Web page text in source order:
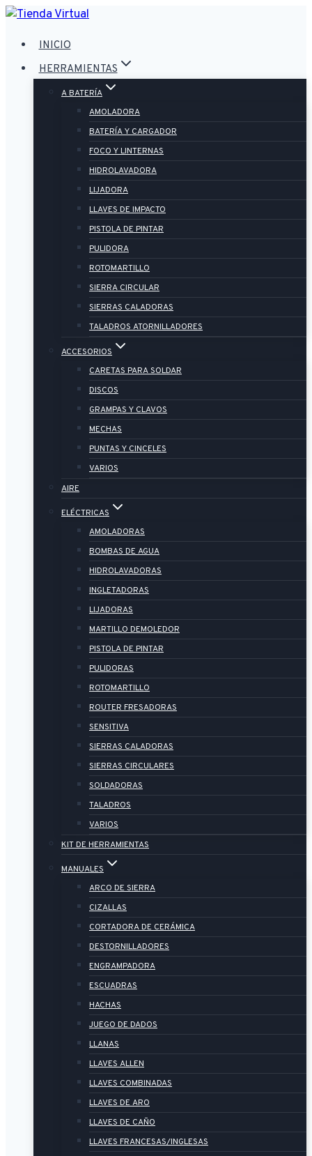
Saltar
contenido
INICIO
HERRAMIENTAS
A BATERÍA
AMOLADORA
BATERÍA Y CARGADOR
FOCO Y LINTERNAS
HIDROLAVADORA
LIJADORA
LLAVES DE IMPACTO
PISTOLA DE PINTAR
PULIDORA
ROTOMARTILLO
SIERRA CIRCULAR
SIERRAS CALADORAS
TALADROS ATORNILLADORES
ACCESORIOS
CARETAS PARA SOLDAR
DISCOS
GRAMPAS Y CLAVOS
MECHAS
PUNTAS Y CINCELES
VARIOS
AIRE
ELÉCTRICAS
AMOLADORAS
BOMBAS DE AGUA
HIDROLAVADORAS
INGLETADORAS
LIJADORAS
MARTILLO DEMOLEDOR
PISTOLA DE PINTAR
PULIDORAS
ROTOMARTILLO
ROUTER FRESADORAS
SENSITIVA
SIERRAS CALADORAS
SIERRAS CIRCULARES
SOLDADORAS
TALADROS
VARIOS
KIT DE HERRAMIENTAS
MANUALES
ARCO DE SIERRA
CIZALLAS
CORTADORA DE CERÁMICA
DESTORNILLADORES
ENGRAMPADORA
ESCUADRAS
HACHAS
JUEGO DE DADOS
LLANAS
LLAVES ALLEN
LLAVES COMBINADAS
LLAVES DE ARO
LLAVES DE CAÑO
LLAVES FRANCESAS/INGLESAS